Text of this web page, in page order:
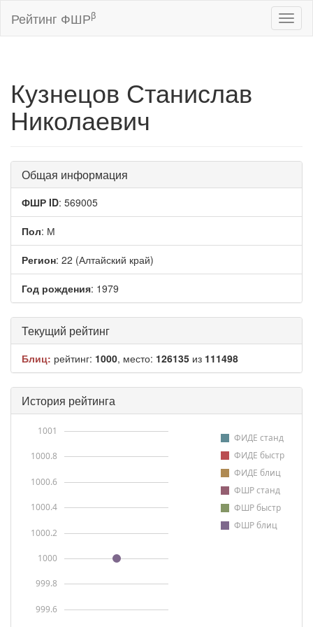
Рейтинг ФШРβ
Кузнецов Станислав
Николаевич
Общая информация
ФШР ID: 569005
Пол: М
Регион: 22 (Алтайский край)
Год рождения: 1979
Текущий рейтинг
Блиц: рейтинг: 1000, место: 126135 из 111498
История рейтинга
ФИДЕ станд
ФИДЕ быстр
ФИДЕ блиц
ФШР станд
ФШР быстр
ФШР блиц
999.6
999.8
1000
1000.2
1000.4
1000.6
1000.8
1001